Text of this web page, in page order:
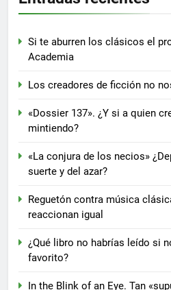
Si te aburren los clásicos el
Academia
Los creadores de ficción no
«Dossier 137». ¿Y si a quien
mintiendo?
«La conjura de los necios»
suerte y del azar?
Reguetón contra música
reaccionan igual
¿Qué libro no habrías leído si
favorito?
In the Blink of an Eye. Tan